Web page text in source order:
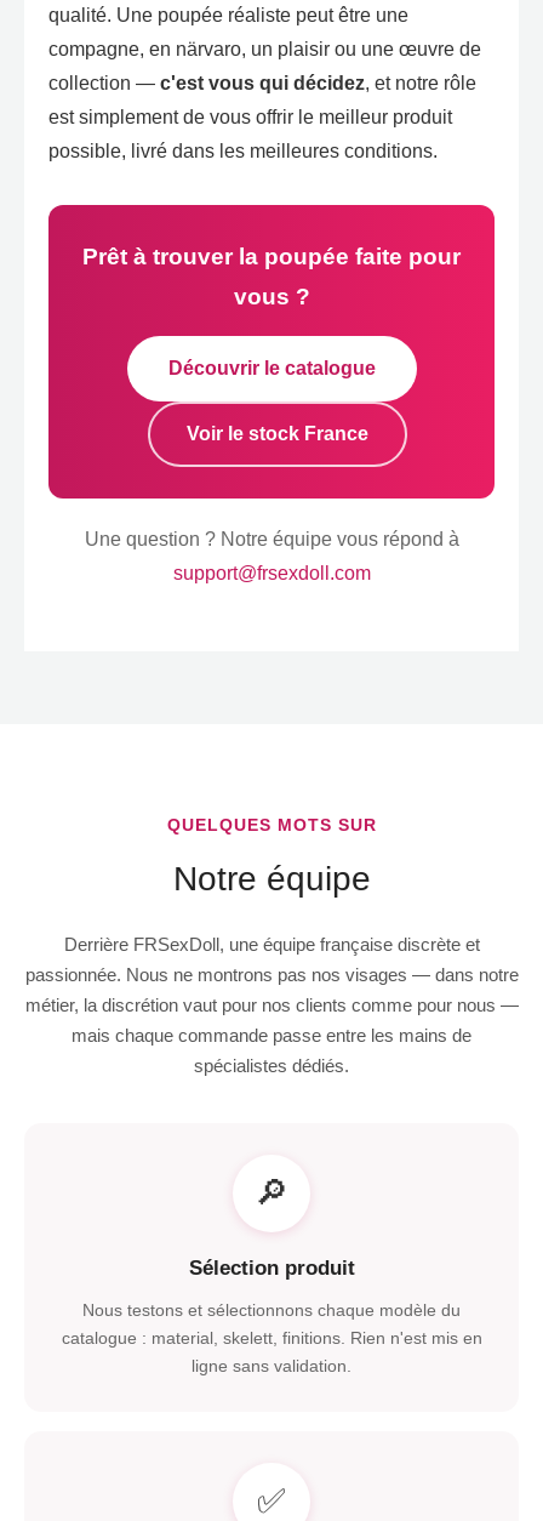
qualité. Une poupée réaliste peut être une
compagne, en närvaro, un plaisir ou une œuvre de
collection — c'est vous qui décidez, et notre rôle
est simplement de vous offrir le meilleur produit
possible, livré dans les meilleures conditions.
Prêt à trouver la poupée faite pour
vous ?
Découvrir le catalogue
Voir le stock France
Une question ? Notre équipe vous répond à
support@frsexdoll.com
QUELQUES MOTS SUR
Notre équipe
Derrière FRSexDoll , une équipe française discrète et
passionnée. Nous ne montrons pas nos visages — dans notre
métier, la discrétion vaut pour nos clients comme pour nous —
mais chaque commande passe entre les mains de
spécialistes dédiés.
🔎
Sélection produit
Nous testons et sélectionnons chaque modèle du
catalogue : material, skelett, finitions. Rien n'est mis en
ligne sans validation
✅